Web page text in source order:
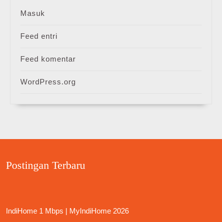
Masuk
Feed entri
Feed komentar
WordPress.org
Postingan Terbaru
IndiHome 1 Mbps | MyIndiHome 2026